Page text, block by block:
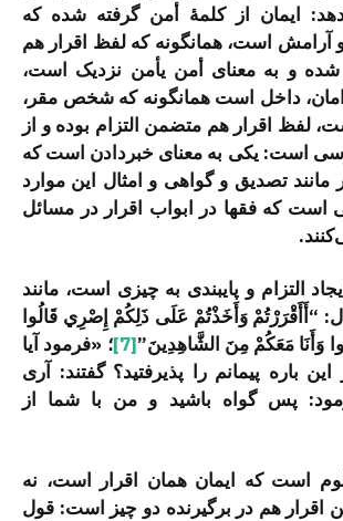
ایمان از کلمۀ أمن گرفته شده که
آرامش است، همان­گونه که لفظ اقرار هم
شده و به معنای أمن یأمن نزدیک­ است،
داخل است همان­گونه که شخص مقر،
لفظ اقرار هم متضمن التزام بوده و از
است: یکی به معنای خبردادن است که
مانند تصدیق و گواهی و امثال این موارد
است که فقها در ابواب اقرار در مسائل
التزام و پایبندی به چیزی است، مانند
“أَأَقْرَرْتُمْ وَأَخَذْتُمْ عَلَى ذَلِكُمْ إِصْرِي قَالُوا
وَأَنَا مَعَكُمْ مِنَ الشَّاهِدِينَ”[7]
؛ «فرمود آیا
باره پیمانم را پذیرفتید؟ گفتند: آری
پس گواه باشید و من با شما از
است که ایمان همان اقرار است، نه
اقرار هم در برگیرنده دو چیز است: قول